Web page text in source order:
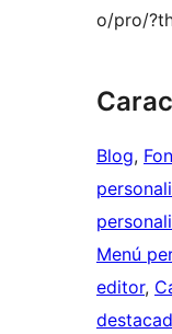
o/pro/
Blog,
Menú
editor,